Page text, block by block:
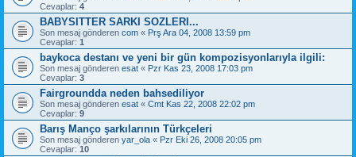
Cevaplar: 4
BABYSITTER SARKI SOZLERI...
Son mesaj gönderen com « Prş Ara 04, 2008 13:59 pm
Cevaplar: 1
baykoca destanı ve yeni bir gün kompozisyonlarıyla ilgili:
Son mesaj gönderen esat « Pzr Kas 23, 2008 17:03 pm
Cevaplar: 3
Fairgroundda neden bahsediliyor
Son mesaj gönderen esat « Cmt Kas 22, 2008 22:02 pm
Cevaplar: 9
Barış Manço şarkılarının Türkçeleri
Son mesaj gönderen yar_ola « Pzr Eki 26, 2008 20:05 pm
Cevaplar: 10